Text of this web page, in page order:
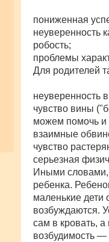
пониженная
неуверенность
робость;
проблемы
Для родителей
неуверенность
чувство вины
можем помочь и
взаимные
чувство
серьезная
Иными словами,
ребенка.
маленькие дети
возбуждаются.
сам в кровать,
возбудимость —